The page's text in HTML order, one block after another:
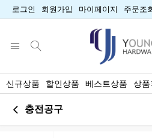
로그인 회원가입 마이페이지 주문조
신규상품 할인상품 베스트상품 상품
충전공구